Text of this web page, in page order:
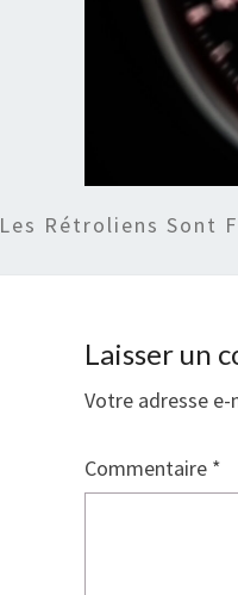
Les Rétroliens Sont
Laisser un
Votre adresse e-
Commentaire *